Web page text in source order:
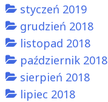
styczeń 2019
grudzień 2018
listopad 2018
październik 2018
sierpień 2018
lipiec 2018